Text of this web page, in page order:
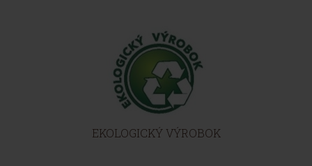
EKOLOGICKÝ VÝROBOK